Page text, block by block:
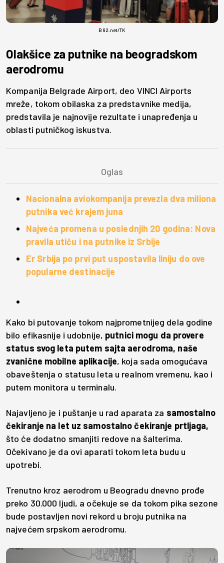
B92.net/TK
Olakšice za putnike na beogradskom
aerodromu
Kompanija Belgrade Airport, deo VINCI Airports
mreže, tokom obilaska za predstavnike medija,
predstavila je najnovije rezultate i unapređenja u
oblasti putničkog iskustva.
Nacionalna aviokompanija prevezla dva miliona
putnika već krajem juna
Najveća promena u poslednjih 20 godina: Nova
pravila utiču i na putnike iz Srbije
Er Srbija po prvi put uspostavila liniju do ove
popularne destinacije
Kako bi putovanje tokom najprometnijeg dela godine
bilo efikasnije i udobnije, putnici mogu da provere
status svog leta putem sajta aerodroma, naše
zvanične mobilne aplikacije, koja sada omogućava
obaveštenja o statusu leta u realnom vremenu, kao i
putem monitora u terminalu.
Najavljeno je i puštanje u rad aparata za samostalno
čekiranje na let uz samostalno čekiranje prtljaga,
što će dodatno smanjiti redove na šalterima.
Očekivano je da ovi aparati tokom leta budu u
upotrebi.
Trenutno kroz aerodrom u Beogradu dnevno prođe
preko 30.000 ljudi, a očekuje se da tokom pika sezone
bude postavljen novi rekord u broju putnika na
najvećem srpskom aerodromu.